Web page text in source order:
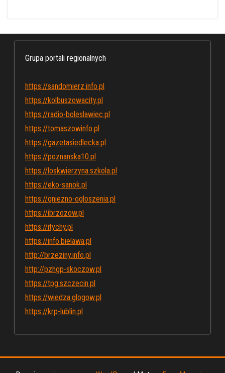
Grupa portali regionalnych
https://sandomierz.info.pl
https://kolbuszowacity.pl
https://radio-boleslawiec.pl
https://tomaszowinfo.pl
https://gazetasiedlecka.pl
https://poznanska10.pl
https://loskwierzyna.szkola.pl
https://eko-sanok.pl
https://gniezno-ogloszenia.pl
https://ibrzozow.pl
https://itychy.pl
https://info.bielawa.pl
http://brzeziny.info.pl
http://pzhgp-skoczow.pl
https://tpg.szczecin.pl
https://wiedza.glogow.pl
https://krp-lublin.pl